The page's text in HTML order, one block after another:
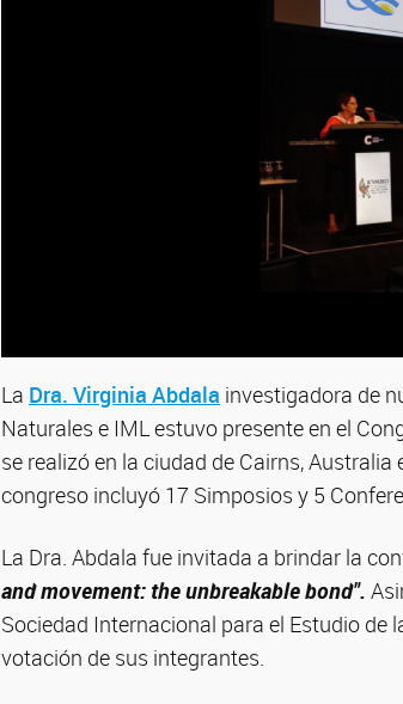
La Dra. Virginia Abdala investigadora de
Naturales e IML estuvo presente en el
se realizó en la ciudad de Cairns,
congreso incluyó 17 Simposios y 5
La Dra. Abdala fue invitada a brindar la
and movement: the unbreakable bond".
Sociedad Internacional para el Estudio
votación de sus integrantes.